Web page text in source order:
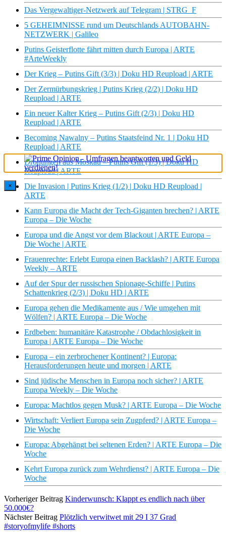
Das Vergewaltiger-Netzwerk auf Telegram | STRG_F
5 GEHEIMNISSE rund um Deutschlands AUTOBAHN-
NETZWERK | Galileo
Putins Geisterflotte fährt mitten durch Europa | ARTE
#ArteWeekly
Der Krieg – Putins Gift (3/3) | Doku HD Reupload | ARTE
Der Zermürbungskrieg | Putins Krieg (2/2) | Doku HD
Reupload | ARTE
Ein neuer Kalter Krieg – Putins Gift (2/3) | Doku HD
Reupload | ARTE
Becoming Nawalny – Putins Staatsfeind Nr. 1 | Doku HD
Reupload | ARTE
Drohungen aus Moskau – Putins Gift (1/3) | Doku HD
Reupload | ARTE
Die Invasion | Putins Krieg (1/2) | Doku HD Reupload |
ARTE
Kann Europa die Macht der Tech-Giganten brechen? | ARTE
Europa – Die Woche
Europa und die Angst vor dem Blackout | ARTE Europa –
Die Woche | ARTE
Frauenrechte: Erlebt Europa einen Backlash? | ARTE Europa
Weekly – ARTE
Auf der Spur der russischen Spionage-Schiffe | Putins
Schattenkrieg (2/3) | Doku HD | ARTE
Europa gehen die Medikamente aus / Wie umgehen mit
Wölfen? | ARTE Europa – Die Woche
Erdbeben: humanitäre Katastrophe / Obdachlosigkeit in
Europa | ARTE Europa – Die Woche
Europa – ein zerbrochener Kontinent? | Europa:
Herausforderungen heute und morgen | ARTE
Sind jüdische Menschen in Europa noch sicher? | ARTE
Europa Weekly – Die Woche
Europa: Machtlos gegen Musk? | ARTE Europa – Die Woche
Wirtschaft: Verliert Europa sein Zugpferd? | ARTE Europa –
Die Woche
Europa: Abgehängt bei seltenen Erden? | ARTE Europa – Die
Woche
Kehrt Europa zurück zum Wehrdienst? | ARTE Europa – Die
Woche
Vorheriger Beitrag Kinderwunsch: Klappt es endlich nach über
50.000€?
Nächster Beitrag Plötzlich verwitwet mit 29 I 37 Grad
#storyofmylife #shorts
×